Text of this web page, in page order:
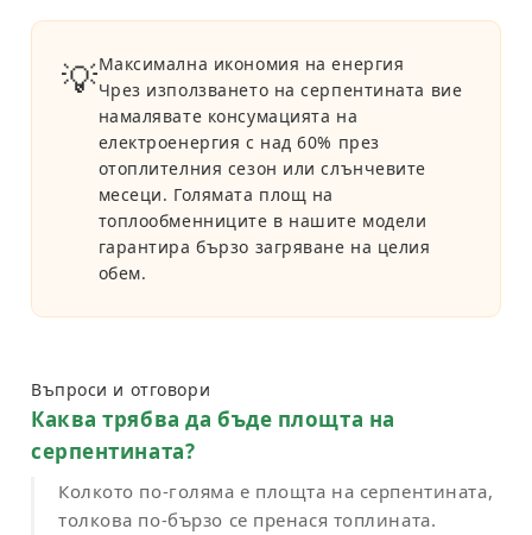
💡Максимална икономия на енергия
Чрез използването на серпентината вие
намалявате консумацията на
електроенергия с над 60% през
отоплителния сезон или слънчевите
месеци. Голямата площ на
топлообменниците в нашите модели
гарантира бързо загряване на целия
обем.
Въпроси и отговори
Каква трябва да бъде площта на
серпентината?
Колкото по-голяма е площта на серпентината,
толкова по-бързо се пренася топлината.